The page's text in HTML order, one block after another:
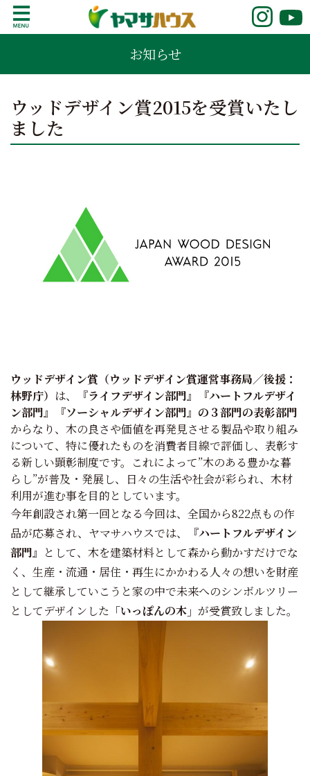
t
鹿児島で注文住宅ならヤマサハウス
新築の注文住宅や建売モデルハウスをお探し
の方はこちら。鹿児島県内で11年連続ナンバ
わりをご覧ください。
お知らせ
ウッドデザイン賞2015を受賞いたし
ました
ウッドデザイン賞（ウッドデザイン賞運営事務局／後援：
林野庁） は、
『ライフデザイン部門』『ハートフルデザイ
ン部門』『ソーシャルデザイン部門』の３部門の表彰部門
からなり、木の良さや価値を再発見させる製品や取り組み
について、特に優れたものを消費者目線で評価し、表彰す
る新しい顕彰制度です。これによって”木のある豊かな暮
らし”が普及・発展し、日々の生活や社会が彩られ、木材
利用が進む事を目的としています。
今年創設され第一回となる今回は、全国から822点もの作
品が応募され、ヤマサハウスでは、
『ハートフルデザイン
部門』 として、木を建築材料として森から動かすだけでな
く、生産・流通・居住・再生にかかわる人々の想いを財産
として継承していこうと家の中で未来へのシンボルツリー
としてデザインした 「いっぽんの木」 が受賞致しました。